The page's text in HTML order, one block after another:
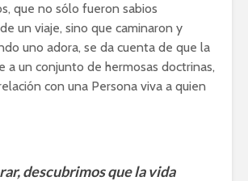
que no sólo fueron sabios
un viaje, sino que caminaron y
uno adora, se da cuenta de que la
a un conjunto de hermosas doctrinas,
con una Persona viva a quien
descubrimos que la vida